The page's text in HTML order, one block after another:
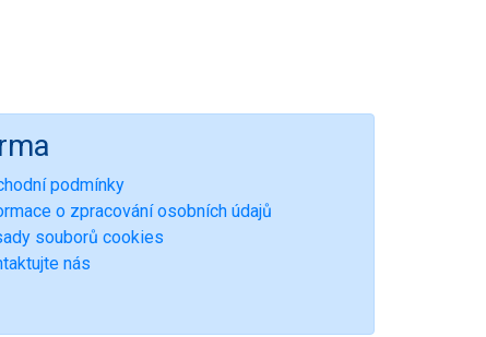
podmínky
o zpracování osobních údajů
souborů cookies
nás